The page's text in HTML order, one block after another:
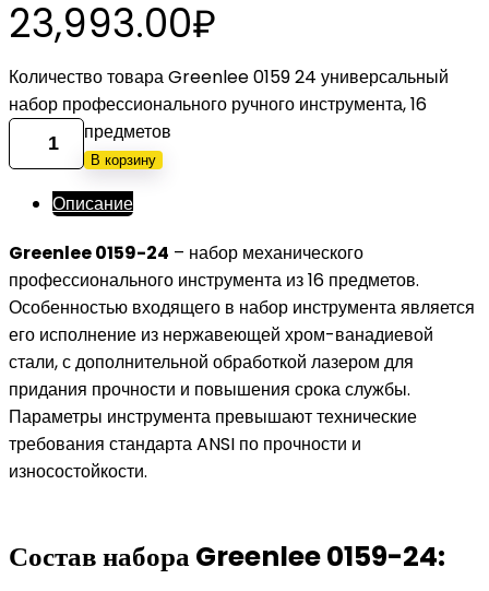
23,993.00₽
Количество товара Greenlee 0159 24 универсальный
набор профессионального ручного инструмента, 16
предметов
В корзину
Описание
Greenlee 0159-24 – набор механического
профессионального инструмента из 16 предметов.
Особенностью входящего в набор инструмента является
его исполнение из нержавеющей хром-ванадиевой
стали, с дополнительной обработкой лазером для
придания прочности и повышения срока службы.
Параметры инструмента превышают технические
требования стандарта ANSI по прочности и
износостойкости.
Состав набора Greenlee 0159-24: